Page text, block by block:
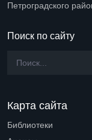
Петроградского
Поиск по сайту
Карта сайта
Библиотеки